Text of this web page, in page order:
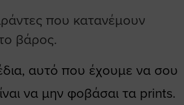
που κατανέμουν
βάρος.
αυτό που έχουμε να σου
να μην φοβάσαι τα prints.